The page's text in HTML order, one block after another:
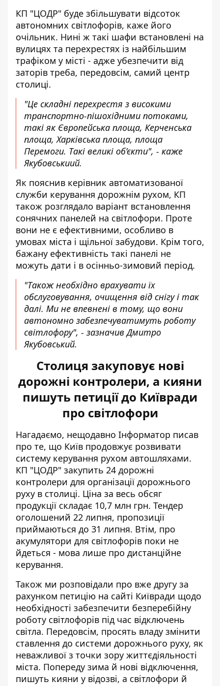
КП "ЦОДР" буде збільшувати відсоток
автономних світлофорів, каже його
очільник. Нині ж такі шафи встановлені на
вулицях та перехрестях із найбільшим
трафіком у місті - адже убезпечити від
заторів треба, передовсім, самий центр
столиці.
"Це складні перехрестя з високими
транспортно-пішохідними потоками,
такі як Європейська площа, Керченська
площа, Харківська площа, площа
Перемоги. Такі великі об’єкти", - каже
Якубовськиий.
Як пояснив керівник автоматизованої
служби керування дорожнім рухом, КП
також розглядало варіант встановлення
сонячних панелей на світлофори. Проте
вони не є ефективними, особливо в
умовах міста і щільної забудови. Крім того,
бажану ефективність такі панелі не
можуть дати і в осінньо-зимовий період.
"Також необхідно врахувати їх
обслуговування, очищення від снігу і так
далі. Ми не впевнені в тому, що вони
автономно забезпечуватимуть роботу
світлофору", - зазначив Дмитро
Якубовський.
Столиця закуповує нові
дорожні контролери, а кияни
пишуть петиції до Київради
про світлофори
Нагадаємо, нещодавно Інформатор писав
про те, що Київ продовжує розвивати
систему керування рухом автошляхами.
КП "ЦОДР" закупить 24 дорожні
контролери для організації дорожнього
руху в столиці. Ціна за весь обсяг
продукції складає 10,7 млн грн. Тендер
оголошений 22 липня, пропозиції
приймаються до 31 липня. Втім, про
акумулятори для світлофорів поки не
йдеться - мова лише про дистанційне
керування.
Також ми розповідали про вже другу за
рахунком петицію на сайті Київради щодо
необхідності забезпечити безперебійну
роботу світлофорів під час відключень
світла. Передовсім, просять владу змінити
ставлення до системи дорожнього руху, як
неважливої з точки зору життєдіяльності
міста. Попереду зима й нові відключення,
пишуть кияни у відозві, а світлофори й